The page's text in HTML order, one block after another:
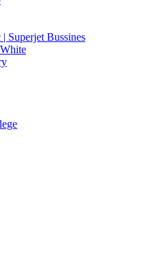
Superjet Bussines